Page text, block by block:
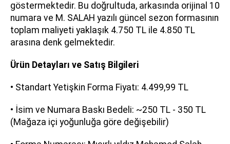
göstermektedir. Bu doğrultuda, arkasında orijinal 10
numara ve M. SALAH yazılı güncel sezon formasının
toplam maliyeti yaklaşık 4.750 TL ile 4.850 TL
arasına denk gelmektedir.
Ürün Detayları ve Satış Bilgileri
• Standart Yetişkin Forma Fiyatı: 4.499,99 TL
• İsim ve Numara Baskı Bedeli: ~250 TL - 350 TL
(Mağaza içi yoğunluğa göre değişebilir)